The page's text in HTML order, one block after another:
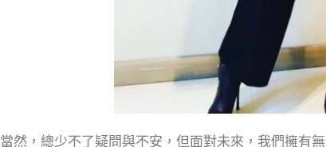
當然，總少不了疑問與不安，但面對未來，我們擁有無